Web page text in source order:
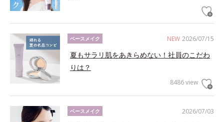
NEW 2026/07/15
ベースメイク
夏もサラリ肌をあきらめない！社員のこだわ
りは？
8486 view
2026/07/03
ベースメイク